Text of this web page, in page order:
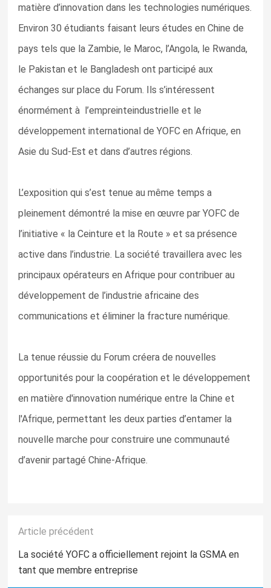
matière d’innovation dans les technologies numériques.
Environ 30 étudiants faisant leurs études en Chine de
pays tels que la Zambie, le Maroc, l’Angola, le Rwanda,
le Pakistan et le Bangladesh ont participé aux
échanges sur place du Forum. Ils s’intéressent
énormément à l’empreinteindustrielle et le
développement international de YOFC en Afrique, en
Asie du Sud-Est et dans d’autres régions.
L’exposition qui s’est tenue au même temps a
pleinement démontré la mise en œuvre par YOFC de
l’initiative « la Ceinture et la Route » et sa présence
active dans l’industrie. La société travaillera avec les
principaux opérateurs en Afrique pour contribuer au
développement de l’industrie africaine des
communications et éliminer la fracture numérique.
La tenue réussie du Forum créera de nouvelles
opportunités pour la coopération et le développement
en matière d'innovation numérique entre la Chine et
l'Afrique, permettant les deux parties d’entamer la
nouvelle marche pour construire une communauté
d’avenir partagé Chine-Afrique.
Article précédent
La société YOFC a officiellement rejoint la GSMA en
tant que membre entreprise